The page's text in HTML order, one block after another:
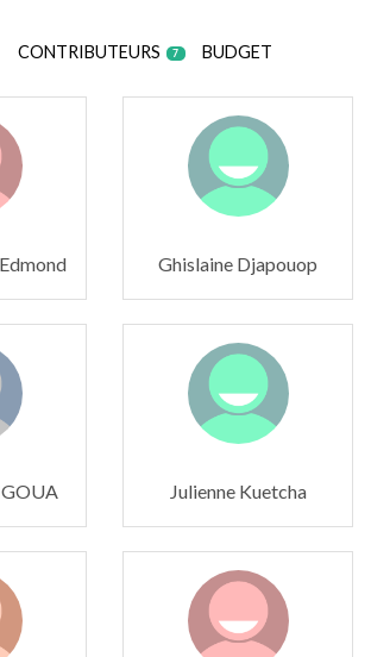
CONTRIBUTEURS 7 BUDGET
Ghislaine Djapouop
Julienne Kuetcha